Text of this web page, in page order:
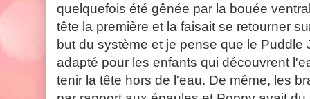
quelquefois été gênée par la bouée
tête la première et la faisait se retourner
but du système et je pense que le Puddle
adapté pour les enfants qui découvrent
tenir la tête hors de l'eau. De même, les